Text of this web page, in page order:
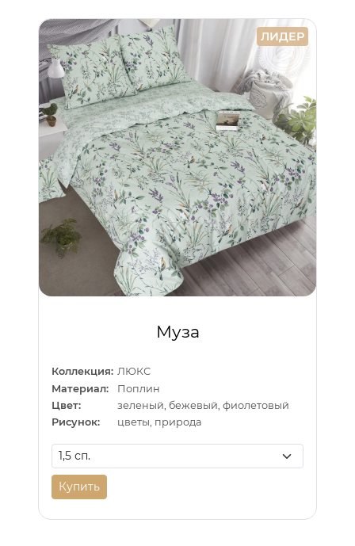
ЛИДЕР
Муза
Коллекция: ЛЮКС
Материал:
Поплин
Цвет:
зеленый, бежевый, фиолетовый
Рисунок:
цветы, природа
Купить